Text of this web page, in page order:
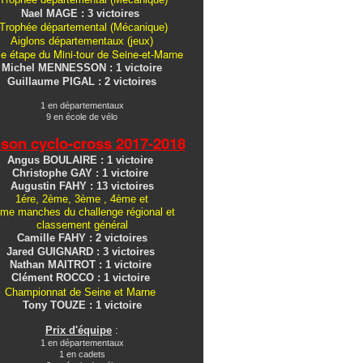
Nael MAGE : 3 victoires
Trophée départemental (Mécanique)
Aiglons départementaux (jeux)
étape du Mini-tour de Seine-et-Marne
Michel MENNESSON : 1 victoire
Guillaume PIGAL : 2 victoires
1 en départementaux
9 en école de vélo
cyclo-cross2017-2018
Angus BOULAIRE : 1 victoire
Christophe GAY : 1 victoire
Augustin FAHY : 13 victoires
1ére, 2ème, 3ème , 4ème et
manches du challenge régional et
classement général
Camille FAHY : 2 victoires
Jared GUIGNARD : 3 victoires
Nathan MAITROT : 1 victoire
Clément ROCCO : 1 victoire
Championnat de Seine et Marne
Tony TOUZE : 1 victoire
Prix d'équipe :
1 en départementaux
1 en cadets